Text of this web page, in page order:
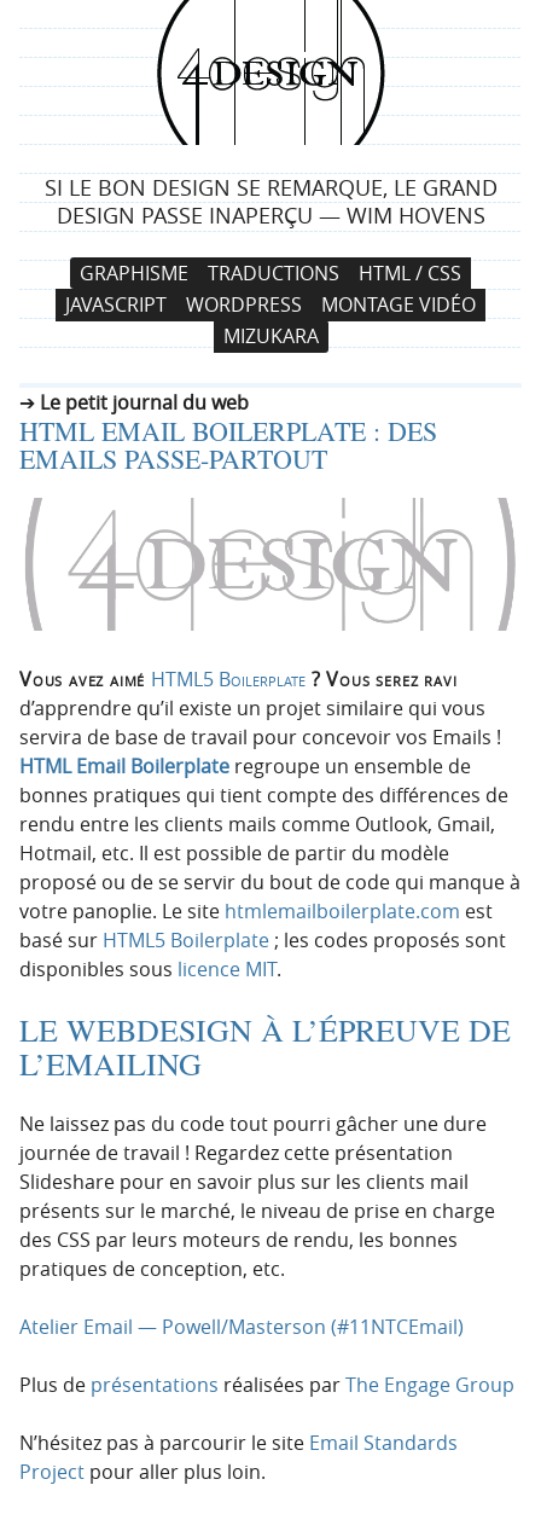
4
d
e
s
i
g
SI LE BON DESIGN SE REMARQUE, LE GRAND
DESIGN PASSE INAPERÇU — WIM HOVENS
a
t
i
n
r
c
i
p
a
l
e
a
u
c
n
e
n
GRAPHISME TRADUCTIONS
HTML / CSS
JAVASCRIPT
WORDPRESS
MONTAGE VIDÉO
MIZUKARA
Le petit journal du web
HTML EMAIL BOILERPLATE : DES
EMAILS PASSE-PARTOUT
Vous avez aimé HTML5 Boilerplate ? Vous serez ravi
d’apprendre qu’il existe un projet similaire qui vous
servira de base de travail pour concevoir vos Emails !
HTML Email Boilerplate regroupe un ensemble de
bonnes pratiques qui tient compte des différences de
rendu entre les clients mails comme Outlook, Gmail,
Hotmail, etc. Il est possible de partir du modèle
proposé ou de se servir du bout de code qui manque à
votre panoplie. Le site htmlemailboilerplate.com est
basé sur HTML5 Boilerplate ; les codes proposés sont
disponibles sous licence MIT.
LE WEBDESIGN À L’ÉPREUVE DE
L’EMAILING
Ne laissez pas du code tout pourri gâcher une dure
journée de travail ! Regardez cette présentation
Slideshare pour en savoir plus sur les clients mail
présents sur le marché, le niveau de prise en charge
des CSS par leurs moteurs de rendu, les bonnes
pratiques de conception, etc.
Atelier Email — Powell/Masterson (#11NTCEmail)
Plus de présentations réalisées parThe Engage Group
N’hésitez pas à parcourir le site Email Standards
Project pour aller plus loin.